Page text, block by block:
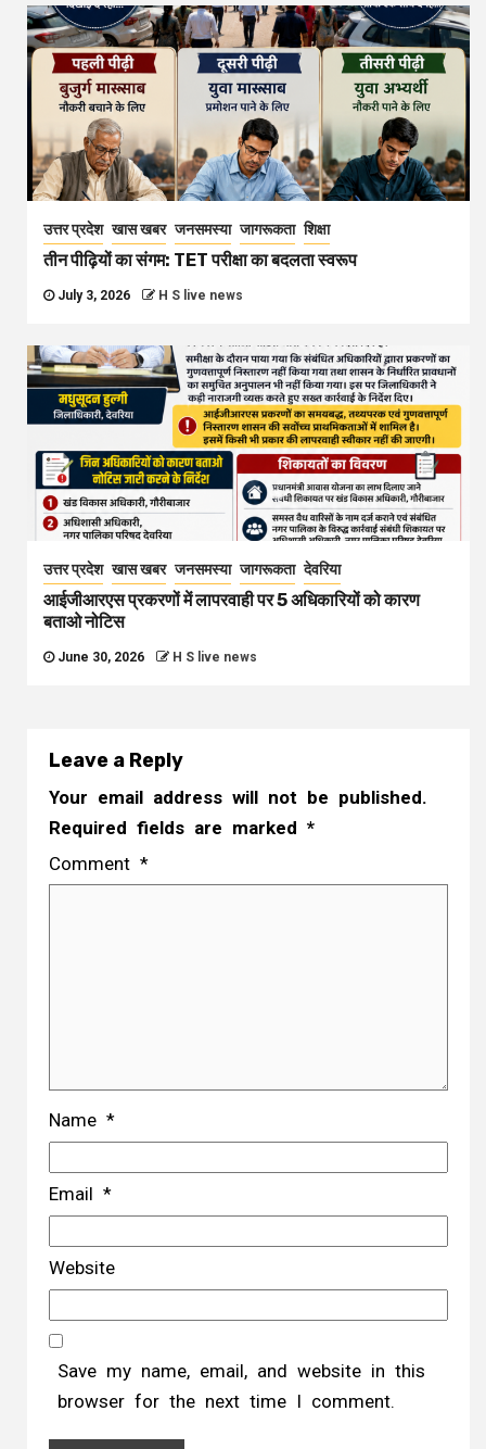
उत्तर प्रदेश खास खबर जनसमस्या जागरूकता शिक्षा
तीन पीढ़ियों का संगम: TET परीक्षा का बदलता स्वरूप
July 3, 2026 H S live news
उत्तर प्रदेश खास खबर जनसमस्या जागरूकता देवरिया
आईजीआरएस प्रकरणों में लापरवाही पर 5 अधिकारियों को कारण
बताओ नोटिस
June 30, 2026 H S live news
Leave a Reply
Your email address will not be published.
Required fields are marked *
Comment *
Name *
Email *
Website
Save my name, email, and website in this
browser for the next time I comment.